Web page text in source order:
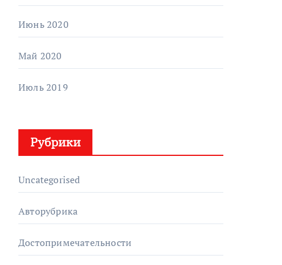
Июнь 2020
Май 2020
Июль 2019
Рубрики
Uncategorised
Авторубрика
Достопримечательности